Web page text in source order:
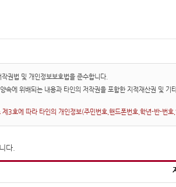
권법 및 개인정보보호법을 준수합니다.
속에 위배되는 내용과 타인의 저작권을 포함한 지적재산권 및
3호에 따라 타인의 개인정보(주민번호,핸드폰번호,학년-반-번
다.